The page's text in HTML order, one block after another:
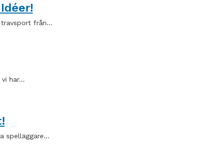
travsport från…
vi har…
spelläggare…